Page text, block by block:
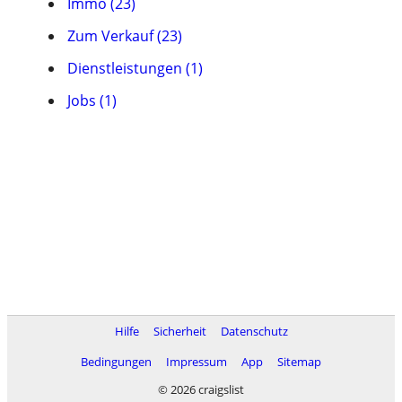
Zum Verkauf (23)
Dienstleistungen (1)
Jobs (1)
Hilfe Sicherheit
Datenschutz
Bedingungen
Impressum App
Sitemap
© 2026 craigslist